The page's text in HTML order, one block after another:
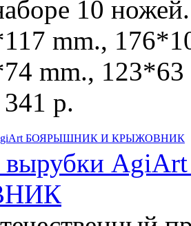
10 ножей.
mm.,
mm.,
341 р.
вырубки